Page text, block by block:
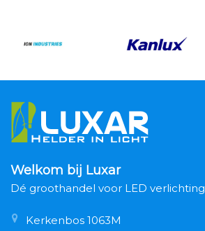
Welkom bij Luxar
Dé groothandel voor LED verlichting
Kerkenbos 1063M